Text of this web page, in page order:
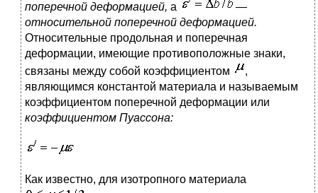
поперечной деформацией, а
—
относительной поперечной деформацией.
Относительные продольная и поперечная
деформации, имеющие противоположные знаки,
связаны между собой коэффициентом
,
являющимся константой материала и называемым
коэффициентом поперечной деформации или
коэффициентом Пуассона:
Как известно, для изотропного материала